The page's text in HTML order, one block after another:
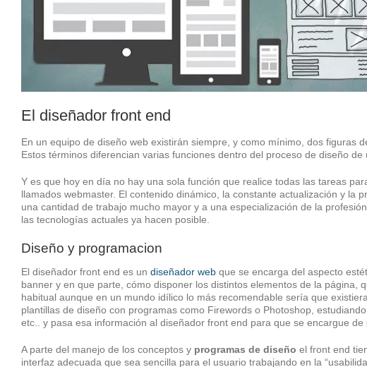
El diseñador front end
En un equipo de diseño web existirán siempre, y como mínimo, dos figuras
Estos términos diferencian varias funciones dentro del proceso de diseño de
Y es que hoy en día no hay una sola función que realice todas las tareas
llamados webmaster. El contenido dinámico, la constante actualización y la
una cantidad de trabajo mucho mayor y a una especialización de la
las tecnologías actuales ya hacen posible.
Diseño y programacion
El diseñador front end es un diseñador web que se encarga del aspecto
banner y en que parte, cómo disponer los distintos elementos de la página,
habitual aunque en un mundo idílico lo más recomendable sería que
plantillas de diseño con programas como Firewords o Photoshop,
etc.. y pasa esa información al diseñador front end para que se encargue
A parte del manejo de los conceptos y programas de diseño el front end
interfaz adecuada que sea sencilla para el usuario trabajando en la